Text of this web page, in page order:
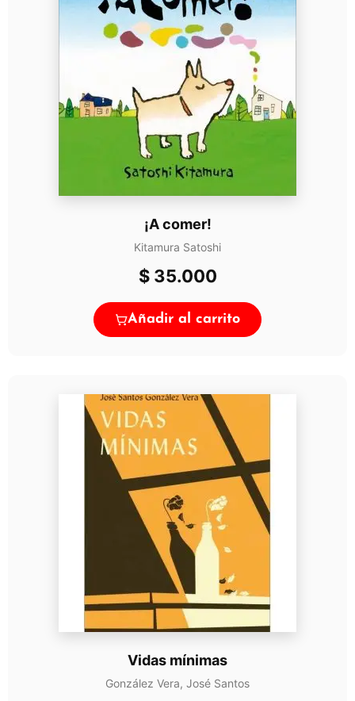
¡A comer!
Kitamura Satoshi
$35.000
Añadir al carrito
Vidas mínimas
González Vera, José Santos